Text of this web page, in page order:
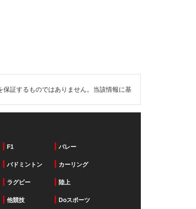
証するものではありません。当該情報に基
F1 バレー
バドミントン カーリング
ラグビー 陸上
他競技 Doスポーツ